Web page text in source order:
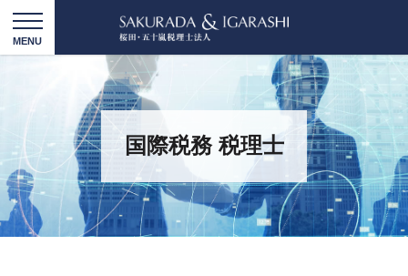
国際税務 税理士